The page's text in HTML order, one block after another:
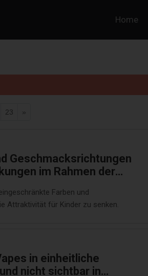
Home
23 »
Geschmacksrichtungen
im Rahmen der
Farben und
Attraktivität für Kinder zu senken.
in einheitliche
nicht sichtbar in